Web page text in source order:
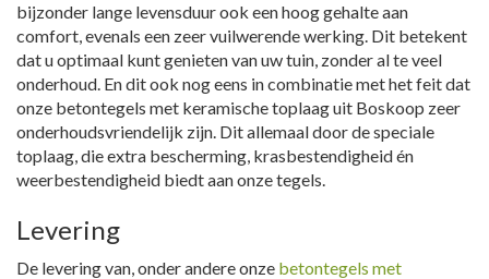
bijzonder lange levensduur ook een hoog gehalte aan
comfort, evenals een zeer vuilwerende werking. Dit betekent
dat u optimaal kunt genieten van uw tuin, zonder al te veel
onderhoud. En dit ook nog eens in combinatie met het feit dat
onze betontegels met keramische toplaag uit Boskoop zeer
onderhoudsvriendelijk zijn. Dit allemaal door de speciale
toplaag, die extra bescherming, krasbestendigheid én
weerbestendigheid biedt aan onze tegels.
Levering
De levering van, onder andere onze betontegels met